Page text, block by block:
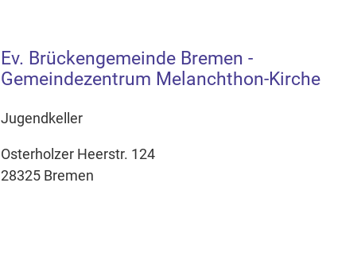
Ev. Brückengemeinde Bremen -
Gemeindezentrum Melanchthon-Kirche
Jugendkeller
Osterholzer Heerstr. 124
28325 Bremen